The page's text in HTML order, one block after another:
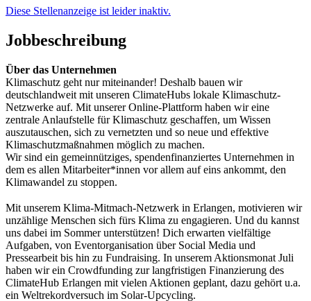
Diese Stellenanzeige ist leider inaktiv.
Jobbeschreibung
Über das Unternehmen
Klimaschutz geht nur miteinander! Deshalb bauen wir
deutschlandweit mit unseren ClimateHubs lokale Klimaschutz-
Netzwerke auf. Mit unserer Online-Plattform haben wir eine
zentrale Anlaufstelle für Klimaschutz geschaffen, um Wissen
auszutauschen, sich zu vernetzten und so neue und effektive
Klimaschutzmaßnahmen möglich zu machen.
Wir sind ein gemeinnütziges, spendenfinanziertes Unternehmen in
dem es allen Mitarbeiter*innen vor allem auf eins ankommt, den
Klimawandel zu stoppen.
Mit unserem Klima-Mitmach-Netzwerk in Erlangen, motivieren wir
unzählige Menschen sich fürs Klima zu engagieren. Und du kannst
uns dabei im Sommer unterstützen! Dich erwarten vielfältige
Aufgaben, von Eventorganisation über Social Media und
Pressearbeit bis hin zu Fundraising. In unserem Aktionsmonat Juli
haben wir ein Crowdfunding zur langfristigen Finanzierung des
ClimateHub Erlangen mit vielen Aktionen geplant, dazu gehört u.a.
ein Weltrekordversuch im Solar-Upcycling.